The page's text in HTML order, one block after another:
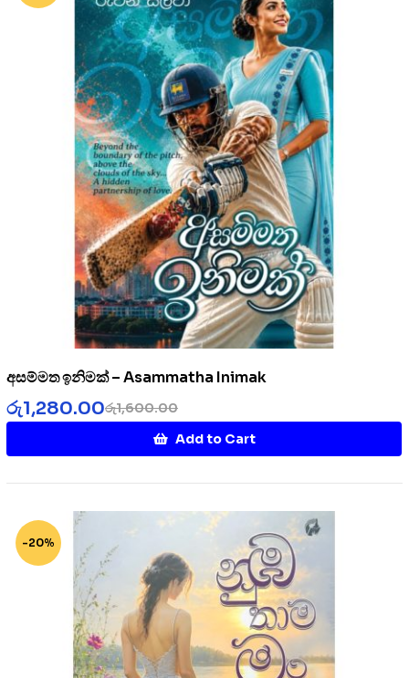
අසම්මත ඉනිමක් – Asammatha Inimak
රු1,600.00
රු1,280.00
Add to Cart
-20%